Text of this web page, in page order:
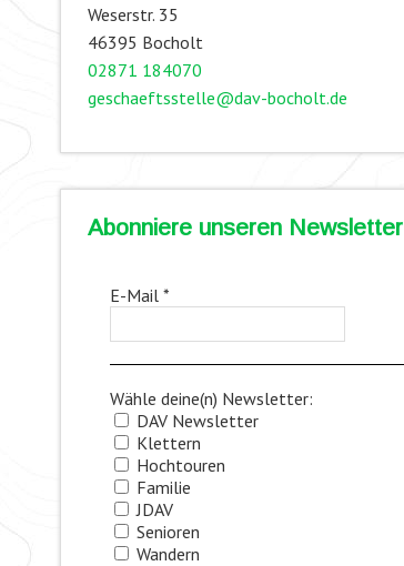
Weserstr. 35
46395 Bocholt
02871 184070
geschaeftsstelle@dav-bocholt.de
Abonniere unseren Newsletter
E-Mail *
Wähle deine(n) Newsletter:
DAV Newsletter
Klettern
Hochtouren
Familie
JDAV
Senioren
Wandern